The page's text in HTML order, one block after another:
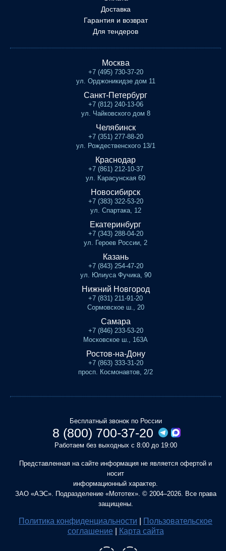
Доставка
Гарантия и возврат
Для тендеров
Москва
+7 (495) 730-37-20
ул. Орджоникидзе дом 11
Санкт-Петербург
+7 (812) 240-13-06
ул. Чайковского дом 8
Челябинск
+7 (351) 277-88-20
ул. Рождественского 13/1
Краснодар
+7 (861) 212-10-37
ул. Карасунская 60
Новосибирск
+7 (383) 322-53-20
ул. Спартака, 12
Екатеринбург
+7 (343) 288-04-20
ул. Героев России, 2
Казань
+7 (843) 254-47-20
ул. Юлиуса Фучика, 90
Нижний Новгород
+7 (831) 211-91-20
Сормовское ш., 20
Самара
+7 (846) 233-53-20
Московское ш., 163А
Ростов-на-Дону
+7 (863) 333-31-20
просп. Космонавтов, 2/2
Бесплатный звонок по России
8 (800) 700-37-20
Работаем без выходных с 8:00 до 19:00
Представленная на сайте информация не является офертой и
носит
информационный характер.
ЗАО «АЭС». Подразделение «Мототех». © 2004–2026. Все права
защищены.
Политика конфиденциальности
Пользовательское
соглашение
Карта сайта